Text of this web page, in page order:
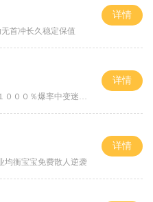
首冲长久稳定保值
详情
００％爆率中变迷失单职
详情
均衡宝宝免费散人逆袭
详情